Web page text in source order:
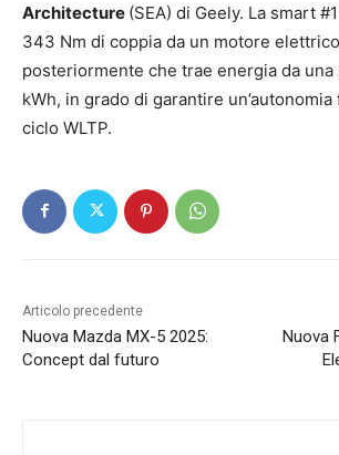
Architecture (SEA) di Geely. La smart
343 Nm di coppia da un motore
posteriormente che trae energia da una
kWh, in grado di garantire
ciclo WLTP.
Articolo precedente
Nuova Mazda MX-5 2025:
Concept dal futuro
Nuova